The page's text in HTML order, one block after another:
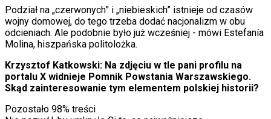
Podział na „czerwonych” i „niebieskich” istnieje od czasów
wojny domowej, do tego trzeba dodać nacjonalizm w obu
odcieniach. Ale podobnie było już wcześniej - mówi Estefanía
Molina, hiszpańska politolożka.
Krzysztof Katkowski: Na zdjęciu w tle pani profilu na
portalu X widnieje Pomnik Powstania Warszawskiego.
Skąd zainteresowanie tym elementem polskiej historii?
Pozostało 98% treści